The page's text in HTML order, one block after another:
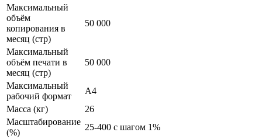
Максимальный
объём
копирования в
месяц (стр)
50 000
Максимальный
объём печати в
месяц (стр)
50 000
Максимальный
рабочий формат
A4
Масса (кг)
26
Масштабирование
(%)
25-400 с шагом 1%